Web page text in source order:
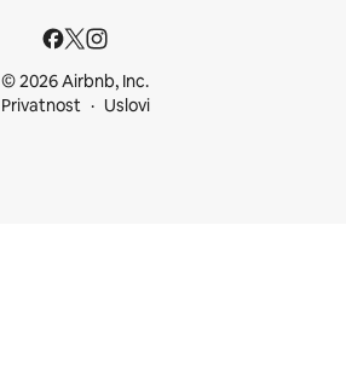
© 2026 Airbnb, Inc.
Privatnost
Uslovi